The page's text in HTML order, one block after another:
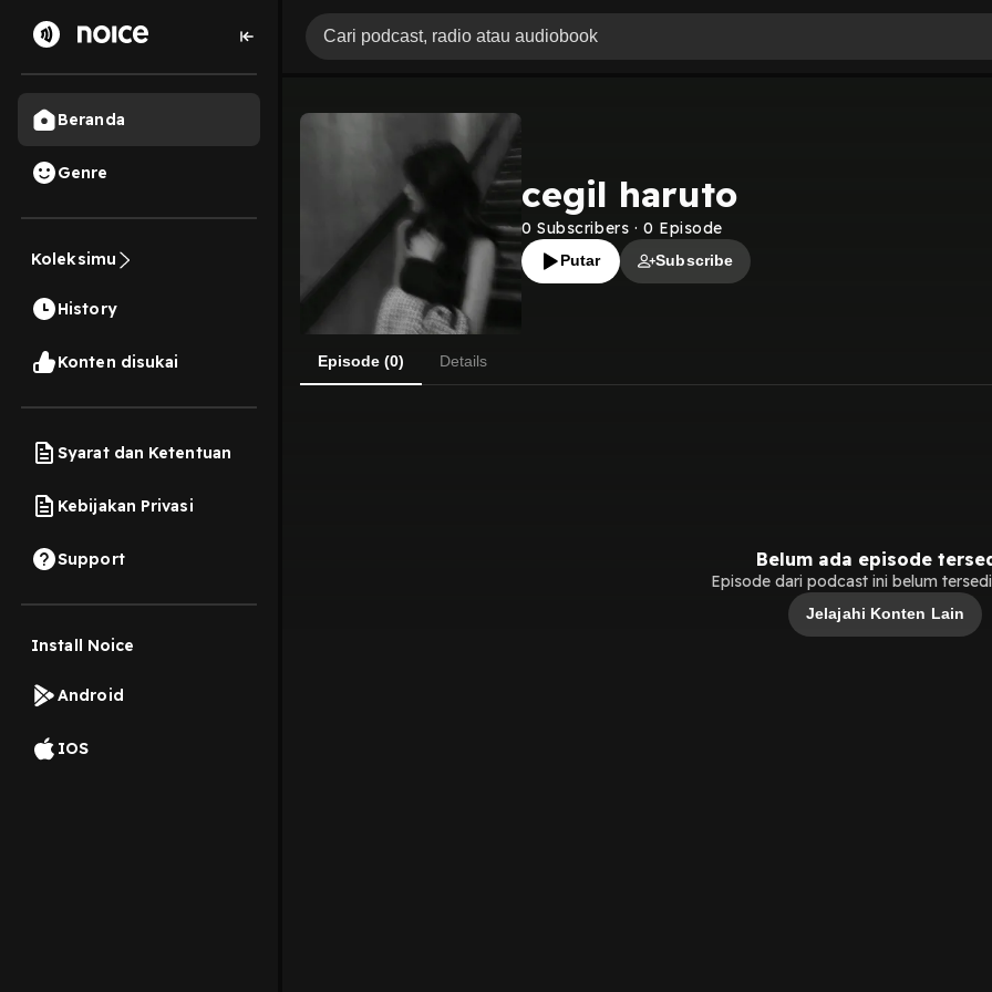
Beranda
Genre
Koleksimu
History
Konten disukai
Syarat dan Ketentuan
Kebijakan Privasi
Support
Install Noice
Android
IOS
cegil haruto
0 Subscribers · 0 Episode
Putar Subscribe
Episode (0) Details
Belum ada episode
Episode dari podcast ini belum
Jelajahi Konten Lain